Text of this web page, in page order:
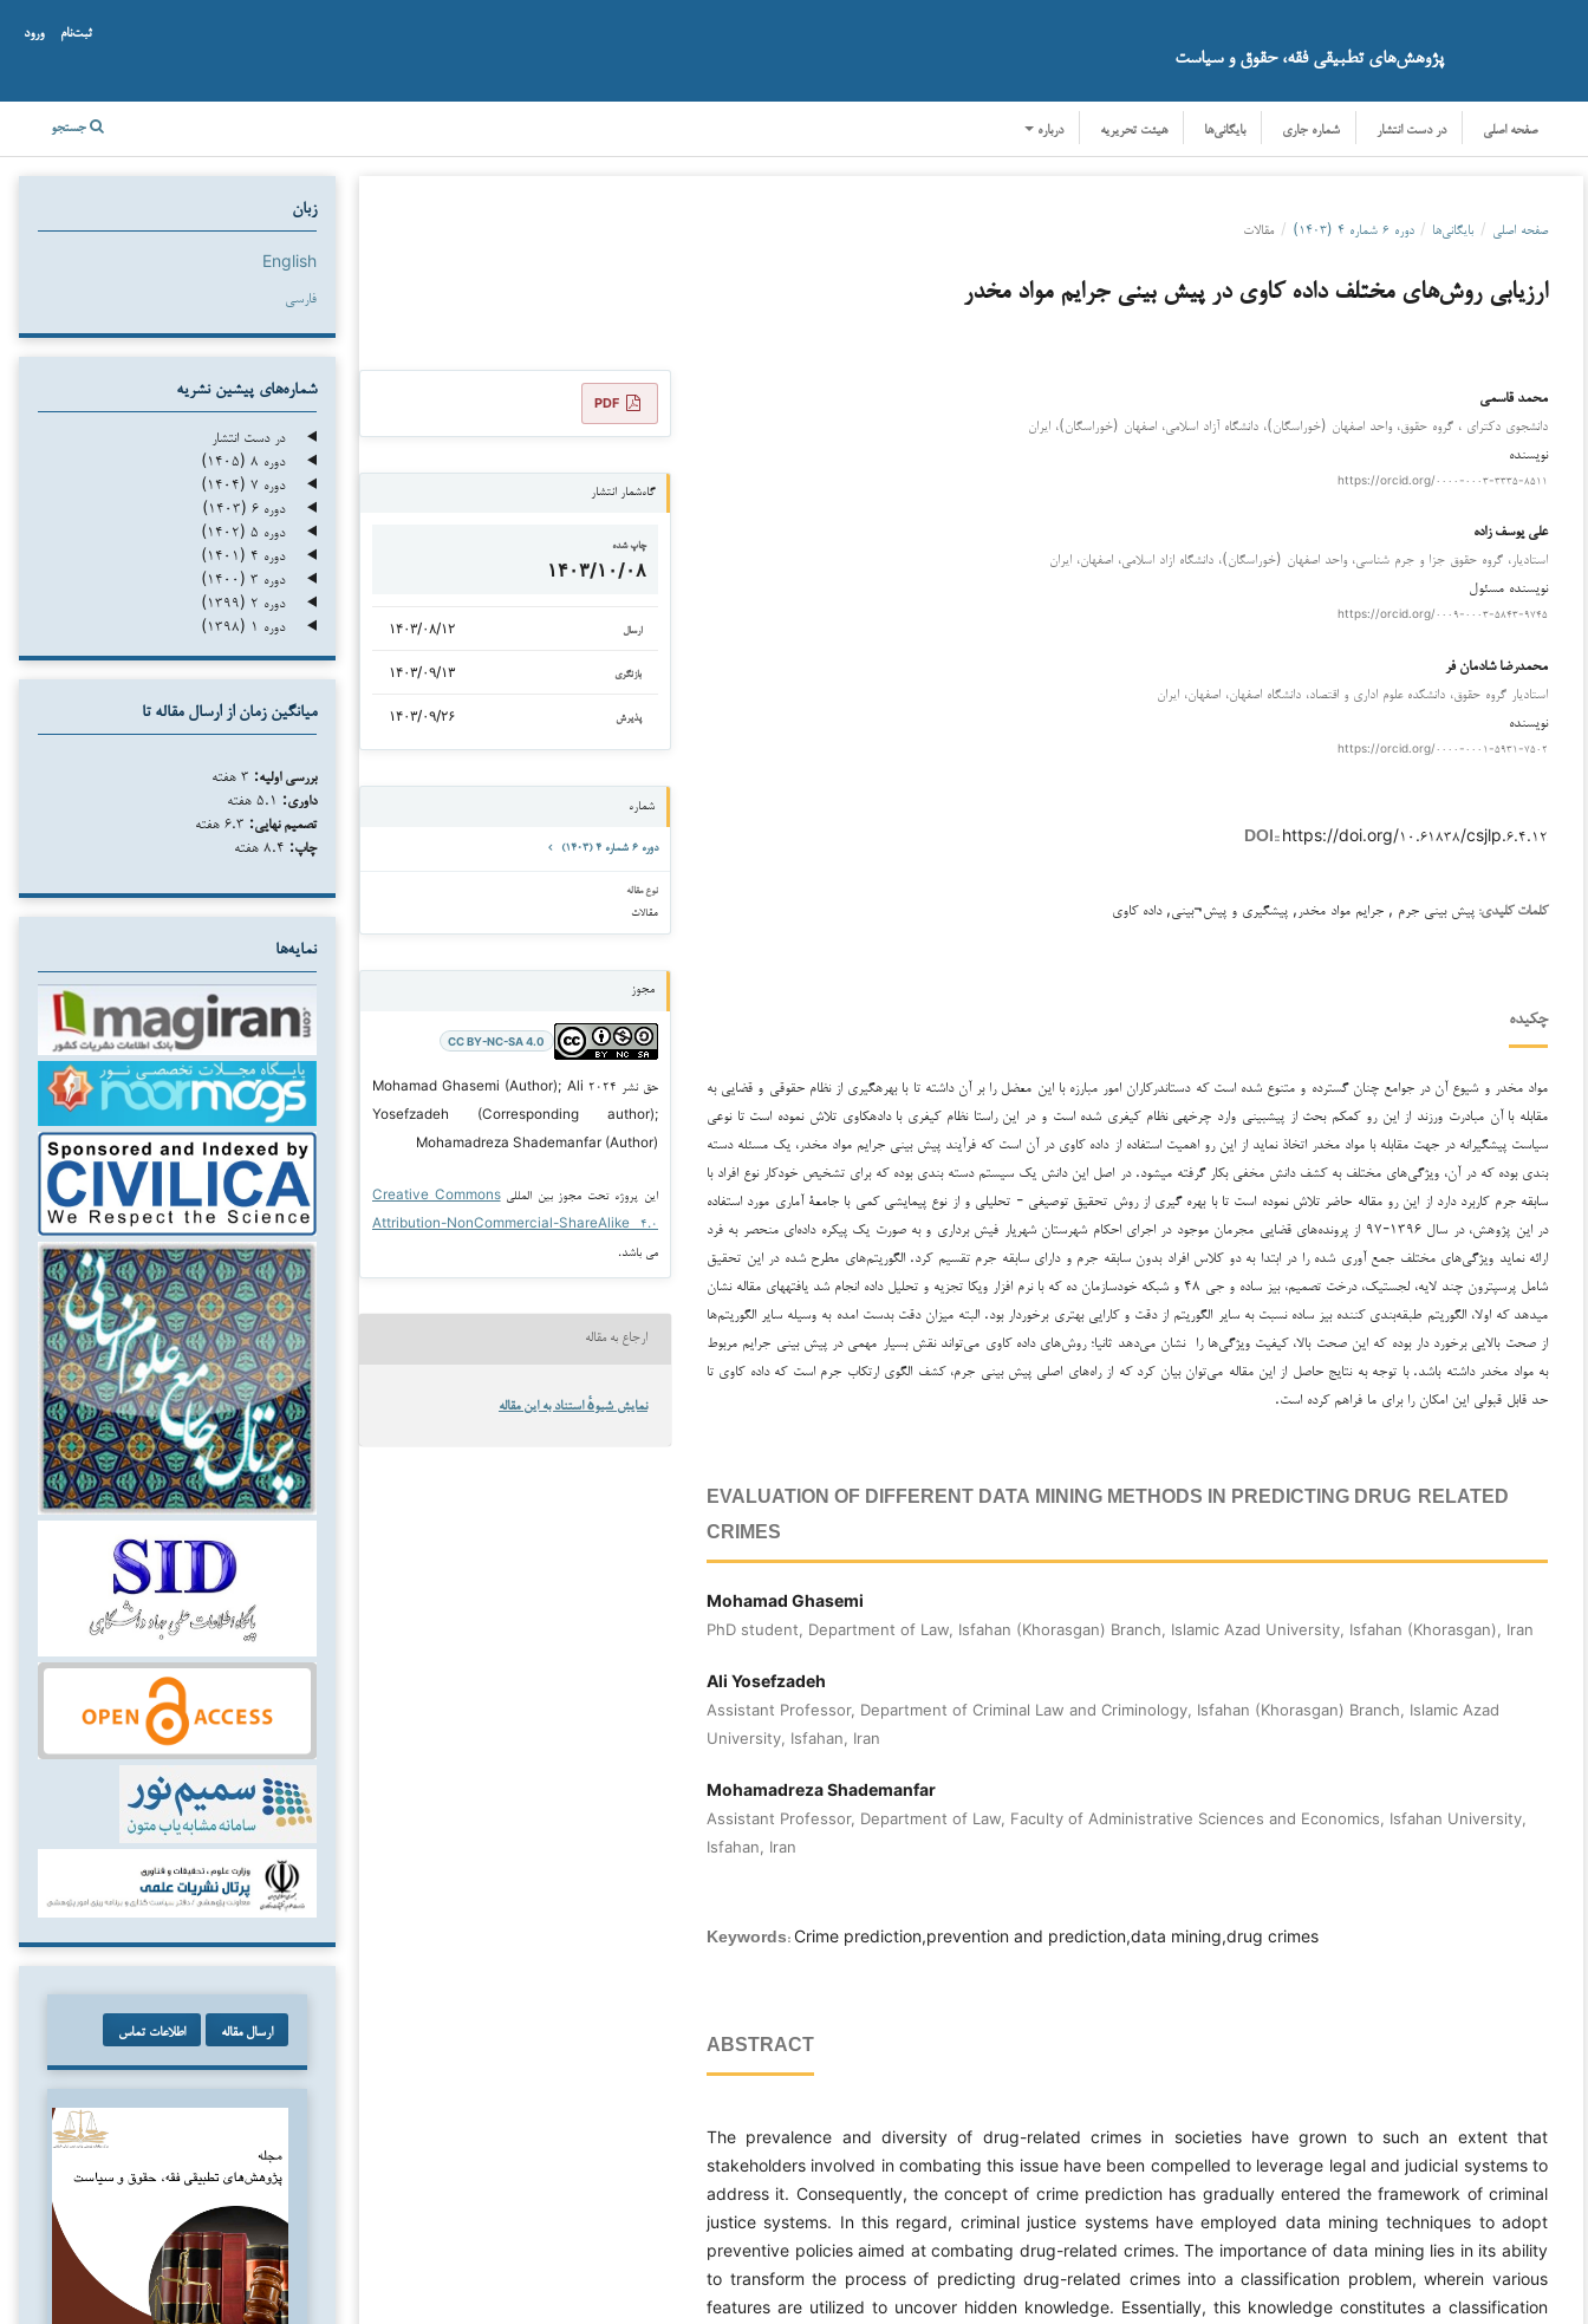
پژوهش‌های تطبیقی فقه، حقوق و سیاست
صفحه اصلی در دست انتشار شماره جاری بایگانی‌ها هیئت تحریریه درباره جستجو
ثبت‌نام ورود
صفحه اصلی / بایگانی‌ها / دوره ۶ شماره ۴ (۱۴۰۳) / مقالات
ارزیابی روش‌های مختلف داده کاوی در پیش بینی جرایم مواد مخدر
محمد قاسمی
دانشجوی دکترای ، گروه حقوق، واحد اصفهان (خوراسگان)، دانشگاه آزاد اسلامی، اصفهان (خوراسگان)، ایران
نویسنده
https://orcid.org/۰۰۰۰-۰۰۰۳-۳۳۳۵-۸۵۱۱
علی یوسف زاده
استاديار، گروه حقوق جزا و جرم شناسی، واحد اصفهان (خوراسگان)، دانشگاه ازاد اسلامی، اصفهان، ایران
نویسنده مسئول
https://orcid.org/۰۰۰۹-۰۰۰۳-۵۸۴۳-۹۷۴۵
محمدرضا شادمان فر
استاديار گروه حقوق، دانشکده علوم اداری و اقتصاد، دانشگاه اصفهان، اصفهان، ایران
نویسنده
https://orcid.org/۰۰۰۰-۰۰۰۱-۵۹۳۱-۷۵۰۲
DOI:: https://doi.org/۱۰.۶۱۸۳۸/csjlp.۶.۴.۱۲
کلمات کلیدی: پیش بینی جرم , جرایم مواد مخدر, پیشگیری و پیش¬بینی, داده کاوی
چکیده
مواد مخدر و شیوع آن در جوامع چنان گسترده و متنوع شده است که دست­اندرکاران امور مبارزه با این معضل را بر آن داشته تا با بهره­گیری از نظام حقوقی و قضایی به
مقابله با آن مبادرت ورزند از این رو کم­کم بحث از پیش­بینی وارد چرخه­ی نظام کیفری شده است و در این راستا نظام کیفری با داده­کاوی تلاش نموده است تا نوعی
سیاست پیشگیرانه در جهت مقابله با مواد مخدر اتخاذ نماید از این رو اهمیت استفاده از داده کاوی در آن است که فرآیند پیش بینی جرایم مواد مخدر، یک مسئله دسته
بندی بوده که در آن، ویژگی‌های مختلف به کشف دانش مخفی بکار گرفته می­شود. در اصل این دانش یک سیستم دسته بندی بوده که برای تشخیص خودکار نوع افراد با
سابقه جرم کاربرد دارد از این رو مقاله حاضر تلاش نموده است تا با بهره گیری از روش تحقیق توصیفی - تحلیلی و از نوع پیمایشی کمی با جامعۀ آماری مورد استفاده
در این پژوهش، در سال ۱۳۹۶-۹۷ از پرونده‌های قضایی مجرمان موجود در اجرای احکام شهرستان شهریار فیش برداری و به صورت یک پیکره داده‌ای منحصر به فرد
ارائه نماید ویژگی‌های مختلف جمع آوری شده را در ابتدا به دو کلاس افراد بدون سابقه جرم و دارای سابقه جرم تقسیم کرد. الگوریتم‌های مطرح شده در این تحقیق
شامل پرسپترون چند لایه، لجستیک، درخت تصمیم، بیز ساده و جی ۴۸ و شبکه خودسازمان ده که با نرم افزار ویکا تجزیه و تحلیل داده انجام شد یافته­های مقاله نشان
می­دهد که اولا، الگوریتم طبقه‌بندی کننده بیز ساده نسبت به سایر الگوریتم از دقت و کارایی بهتری برخوردار بود. البته میزان دقت بدست امده به وسیله سایر الگوریتم‌ها
از صحت بالایی برخورد دار بوده که این صحت بالا، کیفیت ویژگی‌ها را نشان می‌دهد ثانیا؛ روش‌های داده کاوی می‌تواند نقش بسیار مهمی در پیش بینی جرایم مربوط
به مواد مخدر داشته باشد. با توجه به نتایج حاصل از این مقاله می‌توان بیان کرد که از راه‌های اصلی پیش بینی جرم، کشف الگوی ارتکاب جرم است که داده کاوی تا
حد قابل قبولی این امکان را برای ما فراهم کرده است.
EVALUATION OF DIFFERENT DATA MINING METHODS IN PREDICTING DRUG-RELATED
CRIMES
Mohamad Ghasemi
PhD student, Department of Law, Isfahan (Khorasgan) Branch, Islamic Azad University, Isfahan (Khorasgan), Iran
Ali Yosefzadeh
Assistant Professor, Department of Criminal Law and Criminology, Isfahan (Khorasgan) Branch, Islamic Azad
University, Isfahan, Iran
Mohamadreza Shademanfar
Assistant Professor, Department of Law, Faculty of Administrative Sciences and Economics, Isfahan University,
Isfahan, Iran
Keywords: Crime prediction,prevention and prediction,data mining,drug crimes
ABSTRACT
The prevalence and diversity of drug-related crimes in societies have grown to such an extent that
stakeholders involved in combating this issue have been compelled to leverage legal and judicial systems to
address it. Consequently, the concept of crime prediction has gradually entered the framework of criminal
justice systems. In this regard, criminal justice systems have employed data mining techniques to adopt
preventive policies aimed at combating drug-related crimes. The importance of data mining lies in its ability
to transform the process of predicting drug-related crimes into a classification problem, wherein various
features are utilized to uncover hidden knowledge. Essentially, this knowledge constitutes a classification
دانلود PDF
گاه‌شمار انتشار
چاپ شده
۱۴۰۳/۱۰/۰۸
ارسال ۱۴۰۳/۰۸/۱۲
بازنگری ۱۴۰۳/۰۹/۱۳
پذیرش ۱۴۰۳/۰۹/۲۶
شماره
دوره ۶ شماره ۴ (۱۴۰۳)
نوع مقاله
مقالات
مجوز
CC BY-NC-SA 4.0
حق نشر ۲۰۲۴ Mohamad Ghasemi (Author); Ali
Yosefzadeh (Corresponding author);
Mohamadreza Shademanfar (Author)
این پروژه تحت مجوز بین المللیCreative Commons
Attribution-NonCommercial-ShareAlike ۴.۰
می باشد.
ارجاع به مقاله
نمایش شیوهٔ استناد به این مقاله
زبان
English
فارسی
شماره‌های پیشین نشریه
در دست انتشار
دوره ۸ (۱۴۰۵)
دوره ۷ (۱۴۰۴)
دوره ۶ (۱۴۰۳)
دوره ۵ (۱۴۰۲)
دوره ۴ (۱۴۰۱)
دوره ۳ (۱۴۰۰)
دوره ۲ (۱۳۹۹)
دوره ۱ (۱۳۹۸)
میانگین زمان از ارسال مقاله تا
بررسی اولیه:
داوری:
تصمیم نهایی:
چاپ:
نمایه‌ها
ارسال مقاله اطلاعات تماس